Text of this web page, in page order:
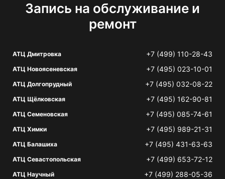
Запись на обслуживание и
ремонт
АТЦ Дмитровка +7 (499) 110-28-43
АТЦ Новоясеневская +7 (495) 023-10-01
АТЦ Долгопрудный +7 (495) 032-08-22
АТЦ Щёлковская +7 (495) 162-90-81
АТЦ Семеновская +7 (495) 085-74-61
АТЦ Химки +7 (495) 989-21-31
АТЦ Балашиха +7 (495) 431-63-63
АТЦ Севастопольская +7 (499) 653-72-12
АТЦ Научный +7 (499) 288-05-36